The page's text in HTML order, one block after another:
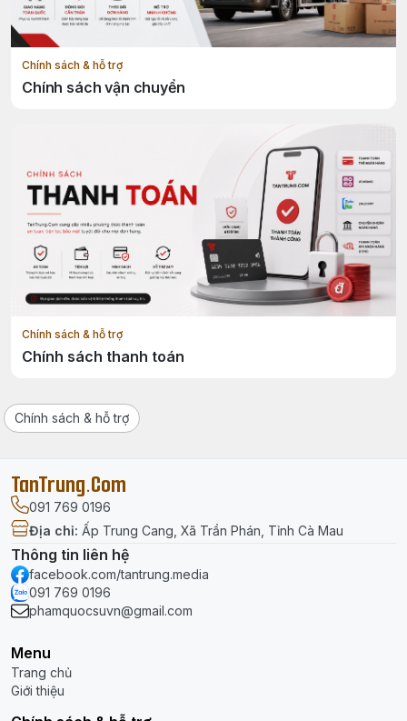
Chính sách & hỗ trợ
Chính sách vận chuyển
Chính sách & hỗ trợ
Chính sách thanh toán
Chính sách & hỗ trợ
TanTrung.Com
091 769 0196
Địa chỉ: Ấp Trung Cang, Xã Trần Phán, Tỉnh Cà Mau
Thông tin liên hệ
facebook.com/tantrung.media
091 769 0196
phamquocsuvn@gmail.com
Menu
Trang chủ
Giới thiệu